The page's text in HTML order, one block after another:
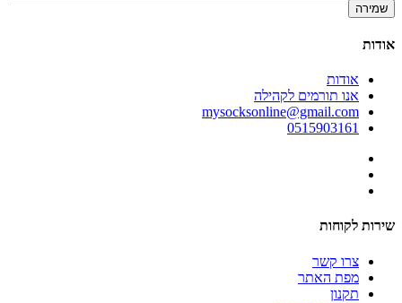
שמירה
אודות
אודות
אנו תורמים לקהילה
mysocksonline@gmail.com
0515903161
שירות לקוחות
צרו קשר
מפת האתר
תקנון